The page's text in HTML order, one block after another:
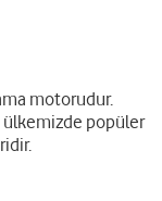
motorudur.
ülkemizde popüler